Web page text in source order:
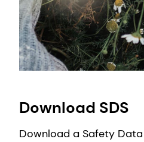
Download SDS
Download a Safety